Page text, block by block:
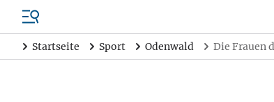
Startseite Sport Odenwald Die Frauen